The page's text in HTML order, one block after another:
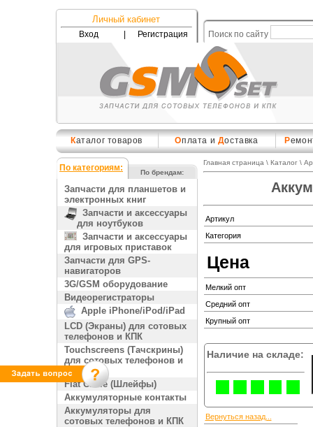
Личный кабинет
Вход Регистрация Поиск по сайту
Каталог товаров Оплата и Доставка Р
По категориям: По брендам:
Запчасти для планшетов и
электронных книг
Запчасти и аксессуары
для ноутбуков
Запчасти и аксессуары
для игровых приставок
Запчасти для GPS-
навигаторов
3G/GSM оборудование
Видеорегистраторы
Apple iPhone/iPod/iPad
LCD (Экраны) для сотовых
телефонов и КПК
Touchscreens (Тачскрины)
для сотовых телефонов и
КПК
Flat Cable (Шлейфы)
Аккумуляторные контакты
Аккумуляторы для
сотовых телефонов и КПК
Главная страница \ Каталог\
Артикул
Категория
Цена
Мелкий опт
Средний опт
Крупный опт
Наличие на складе:
Вернуться назад...